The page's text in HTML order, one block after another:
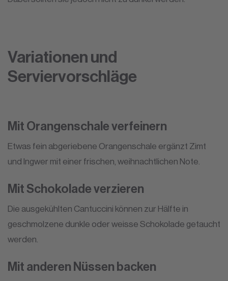
Variationen und
Serviervorschläge
Mit Orangenschale verfeinern
Etwas fein abgeriebene Orangenschale ergänzt Zimt
und Ingwer mit einer frischen, weihnachtlichen Note.
Mit Schokolade verzieren
Die ausgekühlten Cantuccini können zur Hälfte in
geschmolzene dunkle oder weisse Schokolade getaucht
werden.
Mit anderen Nüssen backen